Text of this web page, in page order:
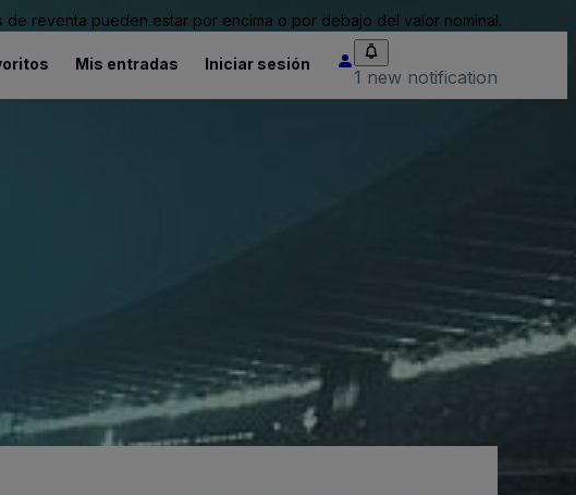
reventa pueden estar por encima o por debajo del valor nominal.
Mis entradas Iniciar sesión
1 new notification